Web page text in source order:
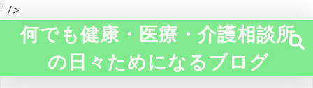
" />
何でも健康・医療・介護相談所
の日々ためになるブログ